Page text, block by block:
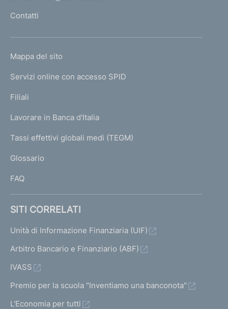
'
m
e
a
g
Contatti
L
N
K
T
I
I
Mappa del sito
Servizi online con accesso SPID
Filiali
Lavorare in Banca d'Italia
Tassi effettivi globali medi (TEGM)
Glossario
FAQ
SITI CORRELATI
Unità di Informazione Finanziaria (UIF)
Arbitro Bancario e Finanziario (ABF)
IVASS
Premio per la scuola "Inventiamo una banconota"
L'Economia per tutti